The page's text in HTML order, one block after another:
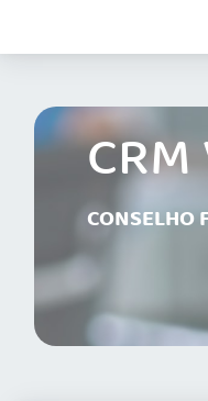
CONSELHO